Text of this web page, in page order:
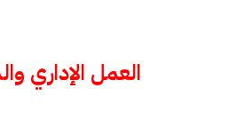
العمل الإداري